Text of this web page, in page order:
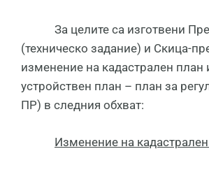
За целите са изготвени
(техническо задание) и Скица-
изменение на кадастрален план
устройствен план – план за
ПР) в следния обхват:
Изменение на